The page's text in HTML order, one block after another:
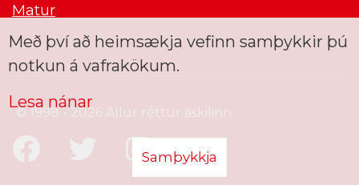
Matur
© 1998 - 2026 Allur réttur áskilinn
Með því að heimsækja vefinn samþykkir þú
notkun á vafrakökum.
Lesa nánar
Samþykkja